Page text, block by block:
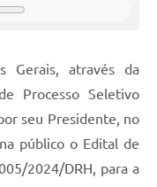
Gerais, através da
Processo Seletivo
seu Presidente, no
público o Edital de
2024/DRH, para a